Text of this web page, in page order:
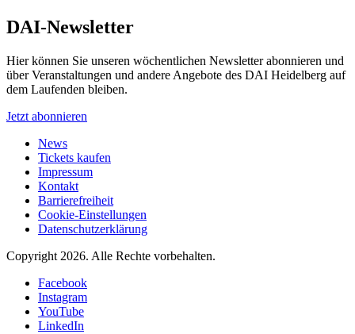
DAI-Newsletter
Hier können Sie unseren wöchentlichen Newsletter abonnieren und
über Veranstaltungen und andere Angebote des DAI Heidelberg auf
dem Laufenden bleiben.
Jetzt abonnieren
News
Tickets kaufen
Impressum
Kontakt
Barrierefreiheit
Cookie-Einstellungen
Datenschutzerklärung
Copyright 2026. Alle Rechte vorbehalten.
Facebook
Instagram
YouTube
LinkedIn